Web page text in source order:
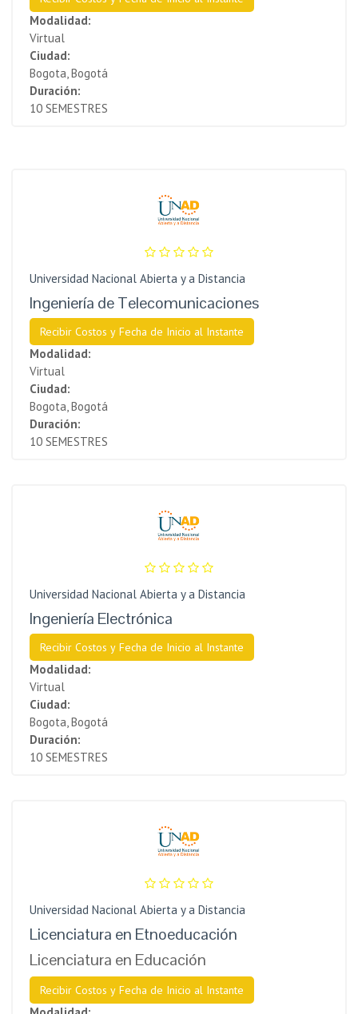
Modalidad:
Virtual
Ciudad:
Bogota, Bogotá
Duración:
10 SEMESTRES
Universidad Nacional Abierta y a Distancia
Ingeniería de Telecomunicaciones
Recibir Costos y Fecha de Inicio al Instante
Modalidad:
Virtual
Ciudad:
Bogota, Bogotá
Duración:
10 SEMESTRES
Universidad Nacional Abierta y a Distancia
Ingeniería Electrónica
Recibir Costos y Fecha de Inicio al Instante
Modalidad:
Virtual
Ciudad:
Bogota, Bogotá
Duración:
10 SEMESTRES
Universidad Nacional Abierta y a Distancia
Licenciatura en Etnoeducación
Licenciatura en Educación
Recibir Costos y Fecha de Inicio al Instante